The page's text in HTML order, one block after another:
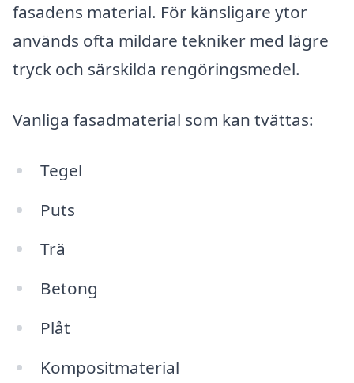
fasadens material. För känsligare ytor
används ofta mildare tekniker med lägre
tryck och särskilda rengöringsmedel.
Vanliga fasadmaterial som kan tvättas:
Tegel
Puts
Trä
Betong
Plåt
Kompositmaterial